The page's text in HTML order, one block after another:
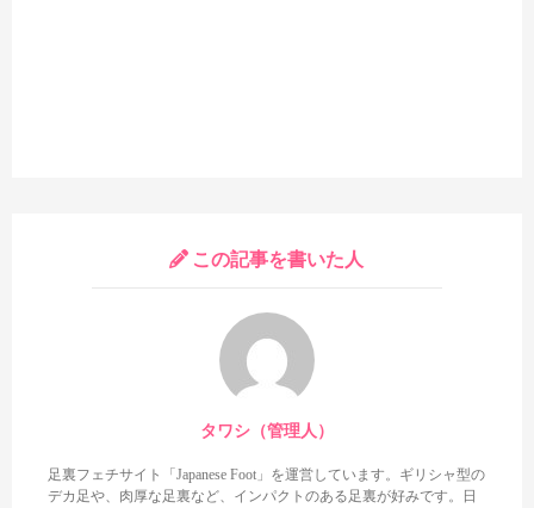
長時間足裏があったり近めの足裏があったりするのも良いです
が、足裏の表情が豊かなのが一番の魅力かもしれませんね。望月
はぜひチェックしてみてください！
この記事を書いた人
タワシ（管理人）
足裏フェチサイト「Japanese Foot」を運営しています。ギリシャ型の
デカ足や、肉厚な足裏など、インパクトのある足裏が好みです。日